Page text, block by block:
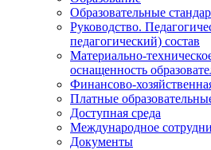
Образовательные
Руководство.
педагогический) состав
Материально-
оснащенность
Финансово-
Платные
Доступная среда
Международное
Документы